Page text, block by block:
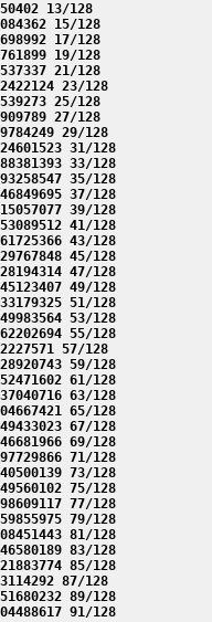
13/128
15/128
17/128
19/128
21/128
23/128
25/128
27/128
29/128
31/128
33/128
35/128
37/128
39/128
41/128
43/128
45/128
47/128
49/128
51/128
53/128
55/128
57/128
59/128
61/128
63/128
65/128
67/128
69/128
71/128
73/128
75/128
77/128
79/128
81/128
83/128
85/128
87/128
89/128
91/128